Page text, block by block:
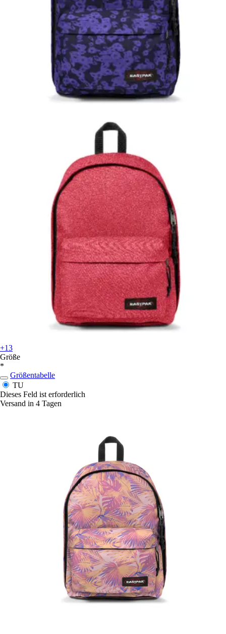
+13
Größe
*
Größentabelle
TU
Dieses Feld ist erforderlich
Versand in 4 Tagen